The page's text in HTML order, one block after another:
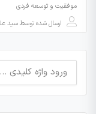
موفقیت و توسعه فردی
ارسال شده توسطسید
جستجو
برای: